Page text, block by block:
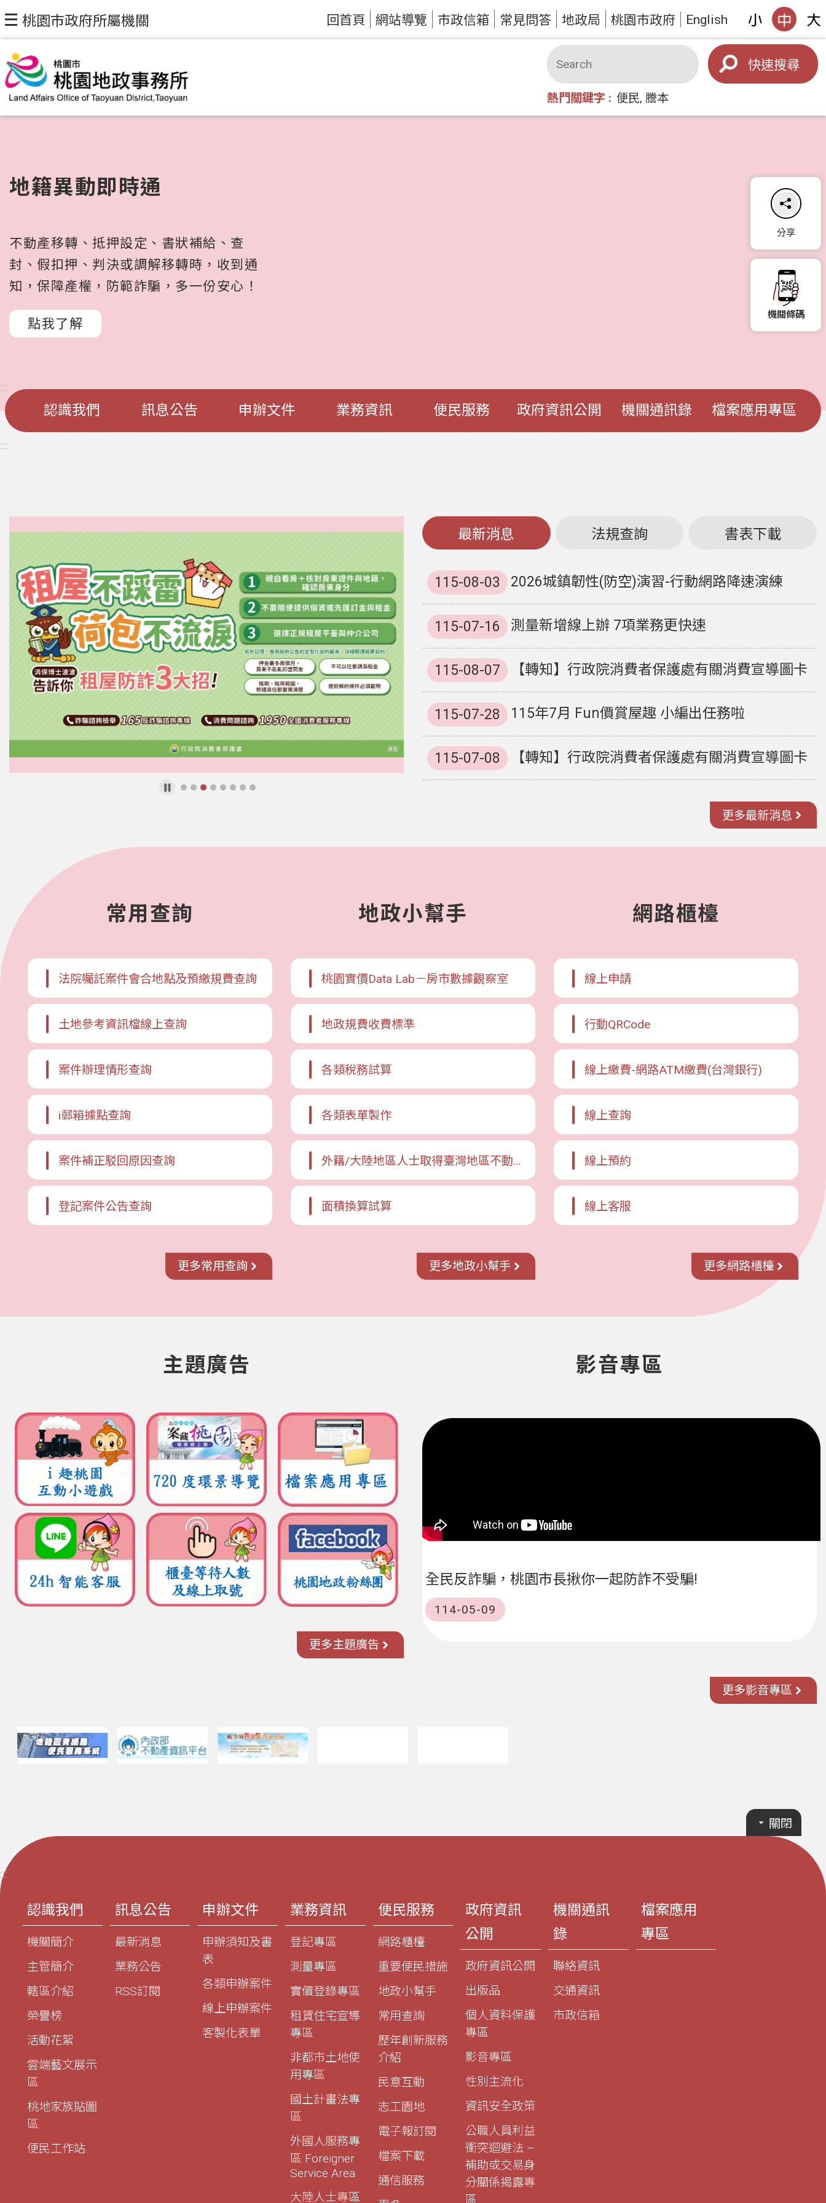
跳到主要內容區塊
桃園市政府所屬機關 回首頁 網站導覽 市政信箱 常見問答 地政局 桃園市政府 English
搜尋
熱門關鍵字 便民 謄本
地籍異動即時通
不動產移轉、抵押設定、書狀補給、查
封、假扣押、判決或調解移轉時，收到通
知，保障產權，防範詐騙，多一份安心！
點我了解
:::
認識我們 訊息公告 申辦文件 業務資訊 便民服務 政府資訊公開 機關通訊錄 檔案應用專區
:::
最新消息 法規查詢 書表下載
115-08-03 2026城鎮韌性(防空)演習-行動網路降速演練
115-07-16 測量新增線上辦 7項業務更快速
115-08-07 【轉知】行政院消費者保護處有關消費宣導圖卡
115-07-28 115年7月 Fun價賞屋趣 小編出任務啦
115-07-08 【轉知】行政院消費者保護處有關消費宣導圖卡
更多最新消息
常用查詢
法院囑託案件會合地點及預繳規費查詢
土地參考資訊檔線上查詢
案件辦理情形查詢
i郵箱據點查詢
案件補正駁回原因查詢
登記案件公告查詢
更多常用查詢
地政小幫手
桃園實價Data Lab－房市數據觀察室
地政規費收費標準
各類稅務試算
各類表單製作
外籍/大陸地區人士取得臺灣地區不動產懶人包
面積換算試算
更多地政小幫手
網路櫃檯
線上申請
行動QRCode
線上繳費-網路ATM繳費(台灣銀行)
線上查詢
線上預約
線上客服
更多網路櫃檯
主題廣告
更多主題廣告
影音專區
全民反詐騙，桃園市長揪你一起防詐不受騙!
114-05-09
更多影音專區
分享
機關條碼
關閉
:::
認識我們
機關簡介
主管簡介
轄區介紹
榮譽榜
活動花絮
雲端藝文展示
區
桃地家族貼圖
區
便民工作站
訊息公告
最新消息
業務公告
RSS訂閱
申辦文件
申辦須知及書
表
各類申辦案件
線上申辦案件
客製化表單
業務資訊
登記專區
測量專區
實價登錄專區
租賃住宅宣導
專區
非都市土地使
用專區
國土計畫法專
區
外國人服務專
區 Foreigner
Service Area
大陸人士專區
便民服務
網路櫃檯
重要便民措施
地政小幫手
常用查詢
歷年創新服務
介紹
民意互動
志工園地
電子報訂閱
檔案下載
通信服務
政府資訊
公開
政府資訊公開
出版品
個人資料保護
專區
影音專區
性別主流化
資訊安全政策
公職人員利益
衝突迴避法 –
補助或交易身
分關係揭露專
區
機關通訊
錄
聯絡資訊
交通資訊
市政信箱
檔案應用
專區